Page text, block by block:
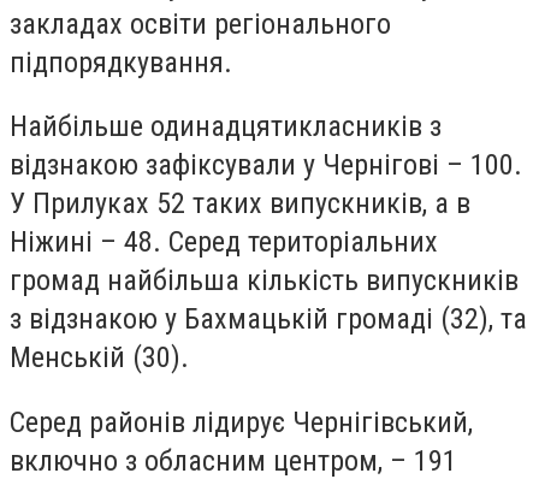
закладах освіти регіонального
підпорядкування.
Найбільше одинадцятикласників з
відзнакою зафіксували у Чернігові – 100.
У Прилуках 52 таких випускників, а в
Ніжині – 48. Серед територіальних
громад найбільша кількість випускників
з відзнакою у Бахмацькій громаді (32), та
Менській (30).
Серед районів лідирує Чернігівський,
включно з обласним центром, – 191